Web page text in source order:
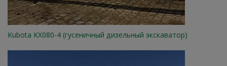
Kubota KX080-4 (гусеничный дизельный экскаватор)